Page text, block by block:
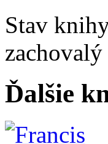
Stav
zachovalý
Ďalšie